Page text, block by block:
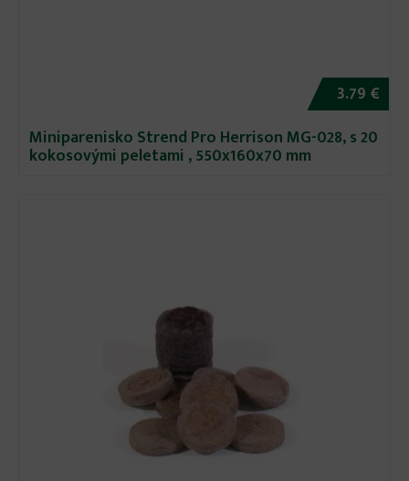
3.79 €
Miniparenisko Strend Pro Herrison MG-028, s 20
kokosovými peletami , 550x160x70 mm